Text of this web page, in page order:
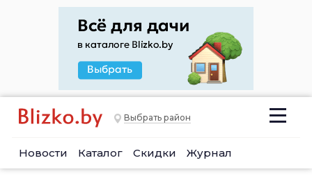
Выбрать район
Новости Каталог Скидки Журнал